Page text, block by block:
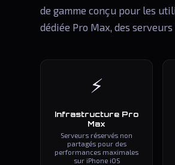
de gamme conçu pour les
dédiée Pro Max, des
⚡
Infrastructure Pro
Max
Serveurs réservés non
partagés pour des
performances maximales
sur iPhone iOS